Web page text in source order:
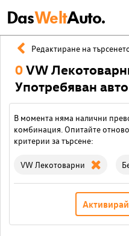
DasWeltAuto.
Редактиране на
0VW
Употребяван
В момента няма налични
комбинация. Опитайте
критерии за търсене:
VW Лекотоварни